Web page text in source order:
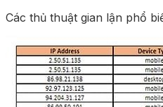
Các thủ thuật gian lận phổ